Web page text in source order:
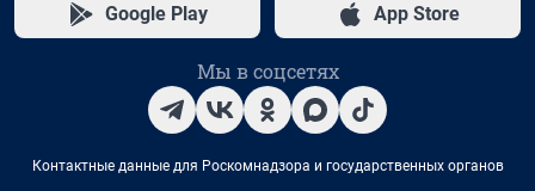
Google Play App Store
Мы в соцсетях
Контактные данные для Роскомнадзора и государственных органов